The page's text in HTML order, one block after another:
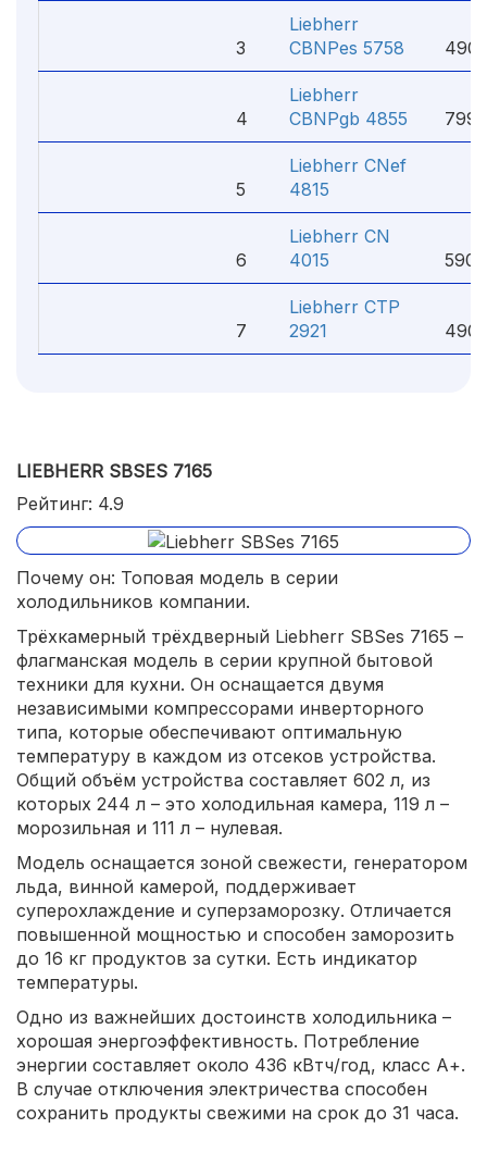
3
Liebherr
CBNPes 5758
490
4
Liebherr
CBNPgb 4855
799
5
Liebherr CNef
4815
6
Liebherr CN
4015
590
7
Liebherr CTP
2921
490
LIEBHERR SBSES 7165
Рейтинг: 4.9
Почему он: Топовая модель в серии
холодильников компании.
Трёхкамерный трёхдверный Liebherr SBSes 7165 –
флагманская модель в серии крупной бытовой
техники для кухни. Он оснащается двумя
независимыми компрессорами инверторного
типа, которые обеспечивают оптимальную
температуру в каждом из отсеков устройства.
Общий объём устройства составляет 602 л, из
которых 244 л – это холодильная камера, 119 л –
морозильная и 111 л – нулевая.
Модель оснащается зоной свежести, генератором
льда, винной камерой, поддерживает
суперохлаждение и суперзаморозку. Отличается
повышенной мощностью и способен заморозить
до 16 кг продуктов за сутки. Есть индикатор
температуры.
Одно из важнейших достоинств холодильника –
хорошая энергоэффективность. Потребление
энергии составляет около 436 кВтч/год, класс А+.
В случае отключения электричества способен
сохранить продукты свежими на срок до 31 часа.